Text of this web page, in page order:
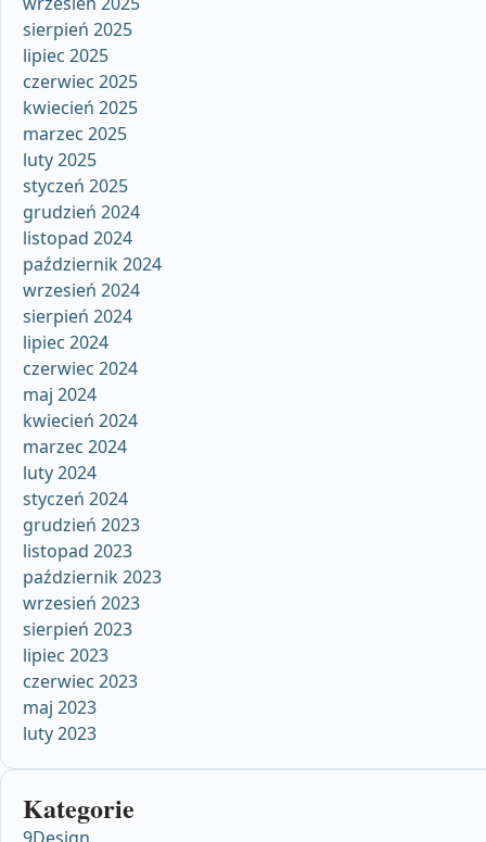
sierpień 2025
lipiec 2025
czerwiec 2025
kwiecień 2025
marzec 2025
luty 2025
styczeń 2025
grudzień 2024
listopad 2024
październik 2024
wrzesień 2024
sierpień 2024
lipiec 2024
czerwiec 2024
maj 2024
kwiecień 2024
marzec 2024
luty 2024
styczeń 2024
grudzień 2023
listopad 2023
październik 2023
wrzesień 2023
sierpień 2023
lipiec 2023
czerwiec 2023
maj 2023
luty 2023
Kategorie